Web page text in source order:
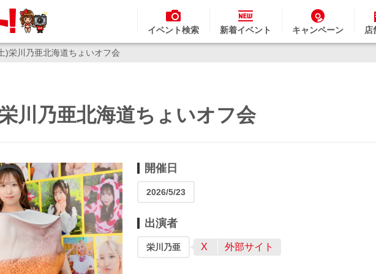
イベント検索 新着イベント キャンペーン 店
)栄川乃亜北海道ちょいオフ会
川乃亜北海道ちょいオフ会
開催日
2026/5/23
出演者
栄川乃亜 X 外部サイト